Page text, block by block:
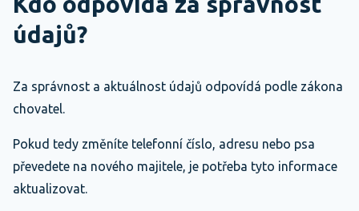
údajů?
Za správnost a aktuálnost údajů odpovídá podle zákona
chovatel.
Pokud tedy změníte telefonní číslo, adresu nebo psa
převedete na nového majitele, je potřeba tyto informace
aktualizovat.